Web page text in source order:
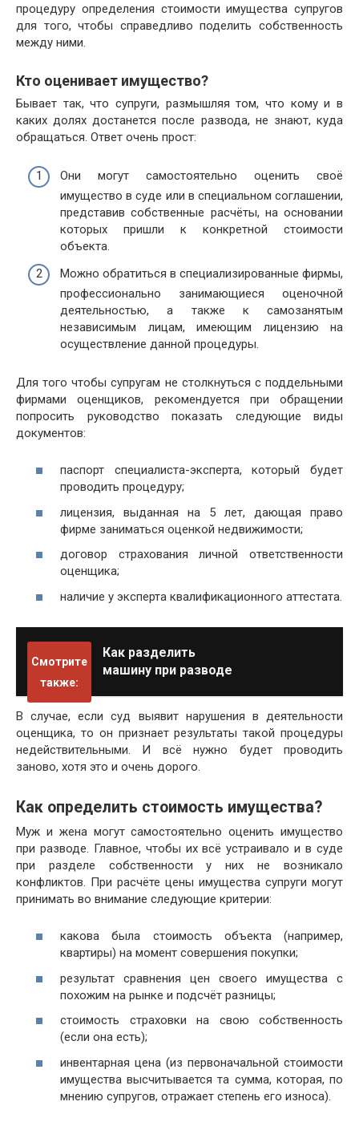
процедуру определения стоимости имущества супругов
для того, чтобы справедливо поделить собственность
между ними.
Кто оценивает имущество?
Бывает так, что супруги, размышляя том, что кому и в
каких долях достанется после развода, не знают, куда
обращаться. Ответ очень прост:
Они могут самостоятельно оценить своё
имущество в суде или в специальном соглашении,
представив собственные расчёты, на основании
которых пришли к конкретной стоимости
объекта.
Можно обратиться в специализированные фирмы,
профессионально занимающиеся оценочной
деятельностью, а также к самозанятым
независимым лицам, имеющим лицензию на
осуществление данной процедуры.
Для того чтобы супругам не столкнуться с поддельными
фирмами оценщиков, рекомендуется при обращении
попросить руководство показать следующие виды
документов:
паспорт специалиста-эксперта, который будет
проводить процедуру;
лицензия, выданная на 5 лет, дающая право
фирме заниматься оценкой недвижимости;
договор страхования личной ответственности
оценщика;
наличие у эксперта квалификационного аттестата.
Смотрите
также:
Как разделить
машину при разводе
В случае, если суд выявит нарушения в деятельности
оценщика, то он признает результаты такой процедуры
недействительными. И всё нужно будет проводить
заново, хотя это и очень дорого.
Как определить стоимость имущества?
Муж и жена могут самостоятельно оценить имущество
при разводе. Главное, чтобы их всё устраивало и в суде
при разделе собственности у них не возникало
конфликтов. При расчёте цены имущества супруги могут
принимать во внимание следующие критерии:
какова была стоимость объекта (например,
квартиры) на момент совершения покупки;
результат сравнения цен своего имущества с
похожим на рынке и подсчёт разницы;
стоимость страховки на свою собственность
(если она есть);
инвентарная цена (из первоначальной стоимости
имущества высчитывается та сумма, которая, по
мнению супругов, отражает степень его износа).